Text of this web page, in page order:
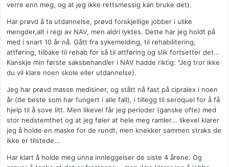
verre enn meg, og at jeg ikke rettsmessig kan bruke det).
Har prøvd å ta utdannelse, prøvd forskjellige jobber i ulike
mengder,alt i regi av NAV, men aldri lyktes. Dette har jeg holdt på
med i snart 10 år nå. Gått fra sykemelding, til rehabilitering,
attføring, tilbake til rehab for så til attføring og slik fortsetter det...
Kanskje min første saksbehandler i NAV hadde riktig: "Jeg tror ikke
du vil klare noen skole eller utdannelse).
Jeg har prøvd masse medisiner, og stått nå fast på cipralex i noen
år (de beste som har fungert i alle fall), i tillegg til seroquel for å få
hjelp til å sove litt. Men likevel får jeg perioder (ganske ofte) med
stor nedstemthet og at jeg føler at hele meg ramler... likevel klarer
jeg å holde en maske for de rundt, men knekker sammen straks de
ikke er tilstede...
Har klart å holde meg unna innleggelser de siste 4 årene. Og